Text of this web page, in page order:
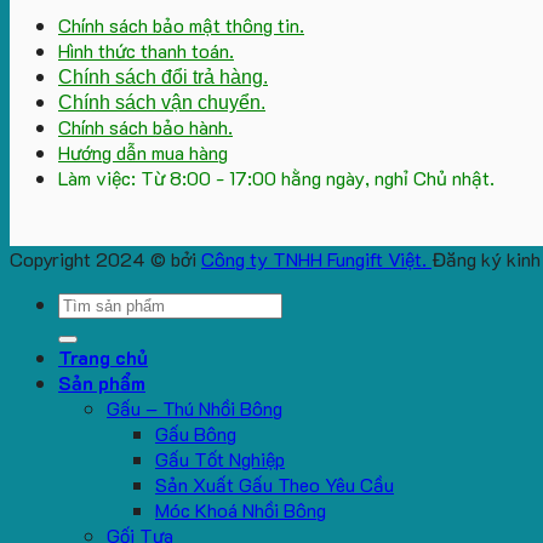
Chính sách bảo mật thông tin.
Hình thức thanh toán.
Chính sách đổi trả hàng.
Chính sách vận chuyển.
Chính sách bảo hành.
Hướng dẫn mua hàng
Làm việc: Từ 8:00 - 17:00 hằng ngày, nghỉ Chủ nhật.
Copyright 2024 © bởi Công ty TNHH Fungift Việt. Đăng ký
Search
for:
Trang chủ
Sản phẩm
Gấu – Thú Nhồi Bông
Gấu Bông
Gấu Tốt Nghiệp
Sản Xuất Gấu Theo Yêu Cầu
Móc Khoá Nhồi Bông
Gối Tựa